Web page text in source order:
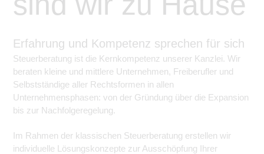
Erfahrung und Kompetenz sprechen für sich
Steuerberatung ist die Kernkompetenz unserer Kanzlei. Wir
beraten kleine und mittlere Unternehmen, Freiberufler und
Selbstständige aller Rechtsformen in allen
Unternehmensphasen: von der Gründung über die Expansion
bis zur Nachfolgeregelung.
Im Rahmen der klassischen Steuerberatung erstellen wir
individuelle Lösungskonzepte zur Ausschöpfung Ihrer